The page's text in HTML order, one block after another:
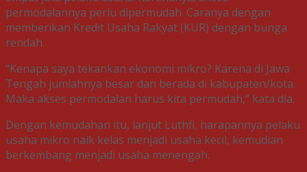
permodalannya perlu dipermudah. Caranya dengan
memberikan Kredit Usaha Rakyat (KUR) dengan bunga
rendah.
“Kenapa saya tekankan ekonomi mikro? Karena di Jawa
Tengah jumlahnya besar dan berada di kabupaten/kota.
Maka akses permodalan harus kita permudah,” kata dia.
Dengan kemudahan itu, lanjut Luthfi, harapannya pelaku
usaha mikro naik kelas menjadi usaha kecil, kemudian
berkembang menjadi usaha menengah.